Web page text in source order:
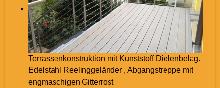
Terrassenkonstruktion mit Kunststoff Dielenbelag.
Edelstahl Reelinggeländer , Abgangstreppe mit
engmaschigen Gitterrost